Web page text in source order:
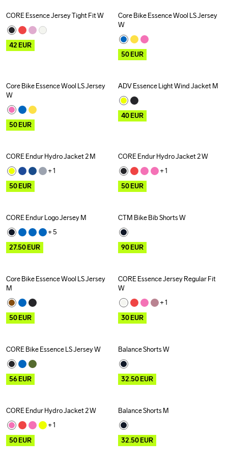
Outlet
CORE Essence Jersey Tight Fit W
42 EUR
Outlet
Core Bike Essence Wool LS Jersey
W
50EUR
Outlet
Core Bike Essence Wool LS Jersey
W
50EUR
Outlet Recycled
ADV Essence Light Wind Jacket M
40EUR
Outlet
CORE Endur Hydro Jacket 2 M
+ 1
50EUR
Outlet
CORE Endur Hydro Jacket 2 W
+ 1
50EUR
Outlet
CORE Endur Logo Jersey M
+ 5
27.50EUR
Outlet
CTM Bike Bib Shorts W
90EUR
Outlet
Core Bike Essence Wool LS Jersey
M
50EUR
Outlet
CORE Essence Jersey Regular Fit
W
+ 1
30EUR
Outlet
CORE Bike Essence LS Jersey W
56EUR
Outlet
Balance Shorts W
32.50EUR
Outlet
CORE Endur Hydro Jacket 2 W
+ 1
50EUR
Outlet
Balance Shorts M
32.50EUR